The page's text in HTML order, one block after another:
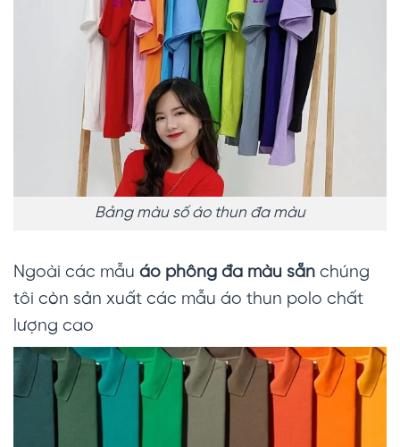
Bảng màu số áo thun đa màu
Ngoài các mẫu áo phông đa màu sẵn chúng
tôi còn sản xuất các mẫu áo thun polo chất
lượng cao